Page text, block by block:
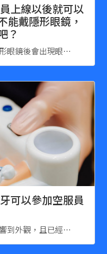
上線以後就可以
能戴隱形眼鏡，
？
眼鏡後會出現眼…
可以參加空服員
到外觀，且已經…